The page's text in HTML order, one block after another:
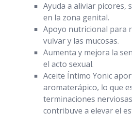
Ayuda a aliviar picores,
en la zona genital.
Apoyo nutricional para
vulvar y las mucosas.
Aumenta y mejora la
el acto sexual.
Aceite Íntimo Yonic
aromaterápico, lo que
terminaciones
contribuye a elevar el